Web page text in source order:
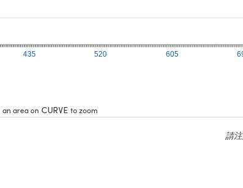
435 520 605
an area onCURVE to zoom
請